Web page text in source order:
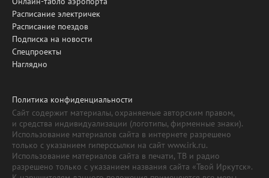
Расписание электричек
Расписание поездов
Подписка на новости
Спецпроекты
Наглядно
Политика конфиденциальности
Сайт содержит материалы, охраняемые авторским правом,
и средства индивидуализации (логотипы, фирменные знаки).
Использование материалов сайта в интернете разрешено
только с указанием гиперссылки на сайт www.irk.ru.
Использование материалов сайта в печати, ТВ и радио
разрешено только с указанием названия сайта «Твой Иркутск».